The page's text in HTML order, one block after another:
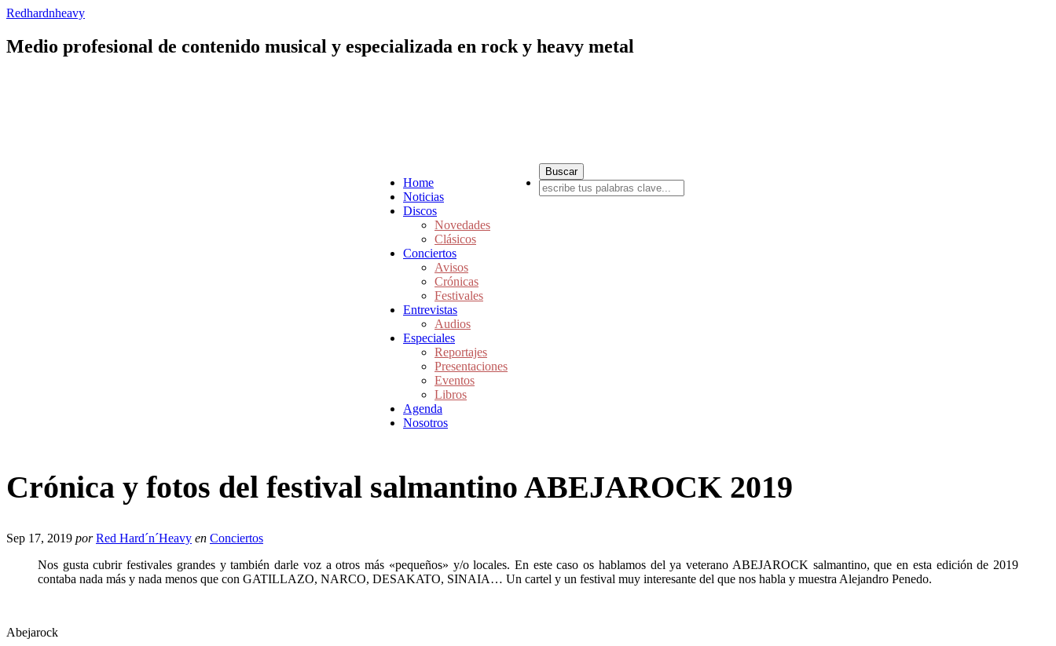
Redhardnheavy
Medio profesional de contenido musical y especializada en rock y heavy metal
Home
Noticias
Discos
Novedades
Clásicos
Conciertos
Avisos
Crónicas
Festivales
Entrevistas
Audios
Especiales
Reportajes
Presentaciones
Eventos
Libros
Agenda
Nosotros
Crónica y fotos del festival salmantino ABEJAROCK 2019
Sep 17, 2019 por Red Hard´n´Heavy en Conciertos
Nos gusta cubrir festivales grandes y también darle voz a otros más «pequeños» y/o locales. En este caso os hablamos del ya veterano ABEJAROCK salmantino, que en esta edición de 2019
contaba nada más y nada menos que con GATILLAZO, NARCO, DESAKATO, SINAIA… Un cartel y un festival muy interesante del que nos habla y muestra Alejandro Penedo.
Abejarock